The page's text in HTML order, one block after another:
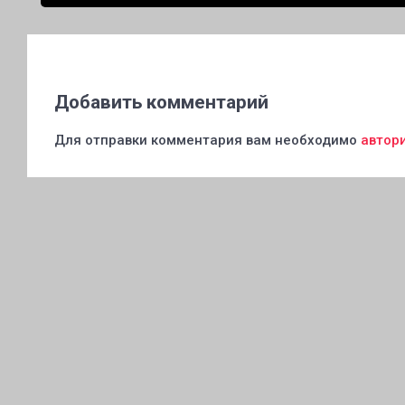
оборудования
Добавить комментарий
Для отправки комментария вам необходимо